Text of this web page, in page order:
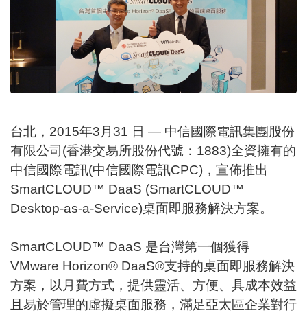
台北，2015年3月31 日 — 中信國際電訊集團股份
有限公司(香港交易所股份代號：1883)全資擁有的
中信國際電訊(中信國際電訊CPC)，宣佈推出
SmartCLOUD™ DaaS (SmartCLOUD™
Desktop-as-a-Service)桌面即服務解決方案。
SmartCLOUD™ DaaS 是台灣第一個獲得
VMware Horizon® DaaS®支持的桌面即服務解決
方案，以月費方式，提供靈活、方便、具成本效益
且易於管理的虛擬桌面服務，滿足亞太區企業對行